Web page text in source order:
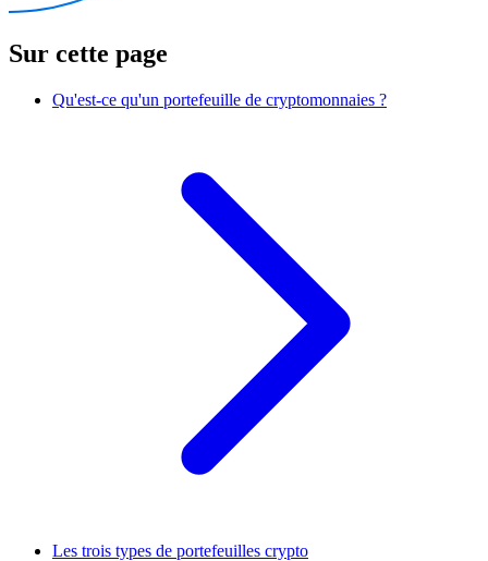
Sur cette page
Qu'est-ce qu'un portefeuille de cryptomonnaies ?
Les trois types de portefeuilles crypto